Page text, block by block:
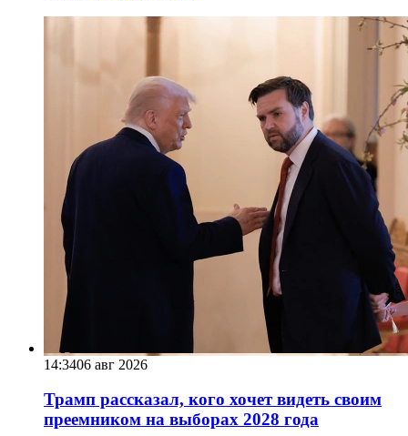
14:3406 авг 2026
Трамп рассказал, кого хочет видеть своим
преемником на выборах 2028 года